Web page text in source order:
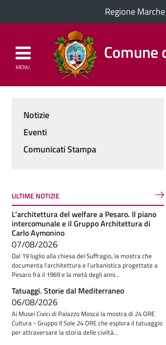
Regione Marche
Comune
MENU
Menu
Notizie
Eventi
Comunicati Stampa
ULTIME NOTIZIE
L’architettura del welfare a Pesaro. Il piano
intercomunale e il Gruppo Architettura di
Carlo Aymonino
07/08/2026
Dal 19 luglio alla chiesa del Suffragio, la mostra che
documenta l'architettura e l’urbanistica progettate a
Pesaro fra il 1969 e la metà degli anni...
Tatuaggi. Storie dal Mediterraneo
06/08/2026
Ai Musei Civici di Palazzo Mosca la mostra di 24 ORE
Cultura - Gruppo Il Sole 24 ORE che esplora il tatuaggio
per attraversare la storia delle civiltà...